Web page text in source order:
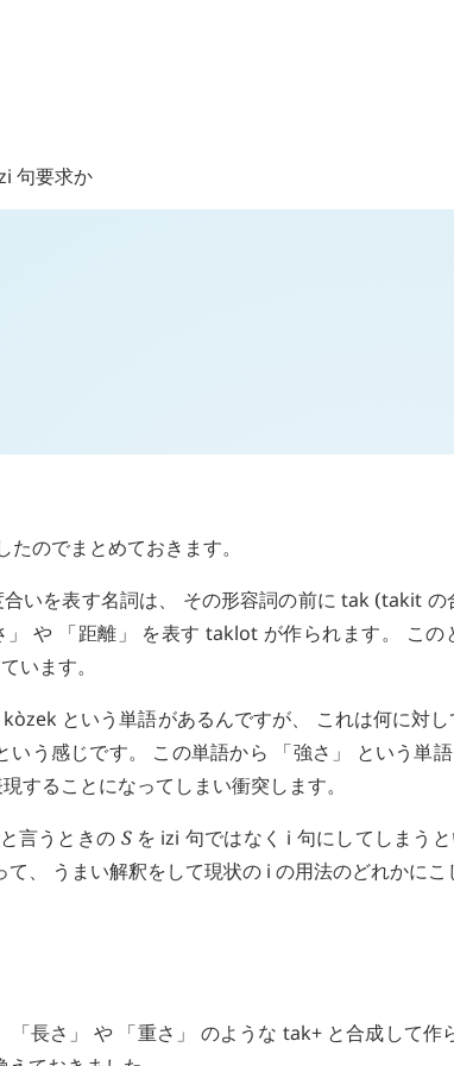
句要求か
のでまとめておきます。
合いを表す名詞は、 その形容詞の前にtak (takit の
」 や 「距離」 を表すtaklot が作られます。 この
います。
kòzek という単語があるんですが、 これは何に対
いう感じです。 この単語から 「強さ」 という単
することになってしまい衝突します。
言うときの Sを izi 句ではなく i 句にしてしまう
、 うまい解釈をして現状の i の用法のどれかにこ
長さ」 や 「重さ」 のような tak+と合成して作